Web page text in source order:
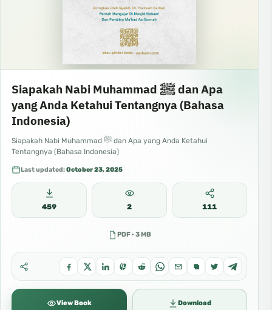
Siapakah Nabi Muhammad ﷺ dan Apa
yang Anda Ketahui Tentangnya (Bahasa
Indonesia)
Siapakah Nabi Muhammad ﷺ dan Apa yang Anda Ketahui
Tentangnya (Bahasa Indonesia)
Last updated:October 23, 2025
459 2 111
PDF · 3 MB
View Book Download